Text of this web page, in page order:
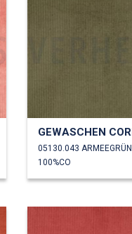
05130.043 ARMEEGRÜN
100%CO